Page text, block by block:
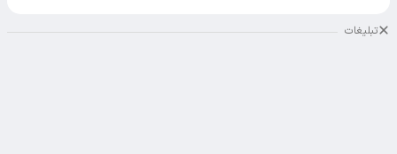
تبلیغات